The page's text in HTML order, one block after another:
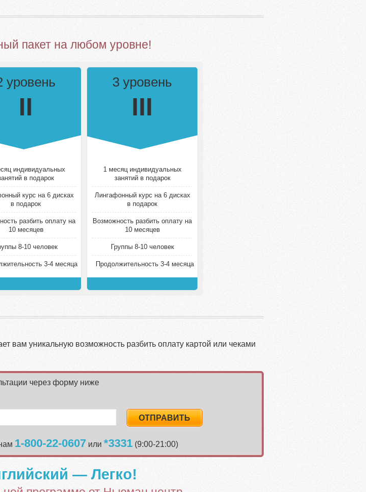
пакет на любом уровне!
уровень
II
индивидуальных
в подарок
курс на 6 дисках
в подарок
разбить оплату на
10 месяцев
8-10 человек
3-4 месяца
3 уровень
III
1 месяц индивидуальных
занятий в подарок
Лингафонный курс на 6 дисках
в подарок
Возможность разбить оплату на
10 месяцев
Группы 8-10 человек
Продолжительность 3-4 месяца
вам уникальную возможность разбить оплату картой или чеками
через форму ниже
1-800-22-0607 или *3331 (9:00-21:00)
— Легко!